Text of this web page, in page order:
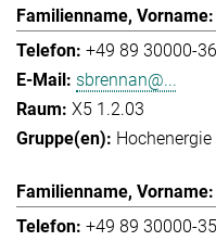
+49 89 30000-
sbrennan@...
X5 1.2.03
+49 89 30000-